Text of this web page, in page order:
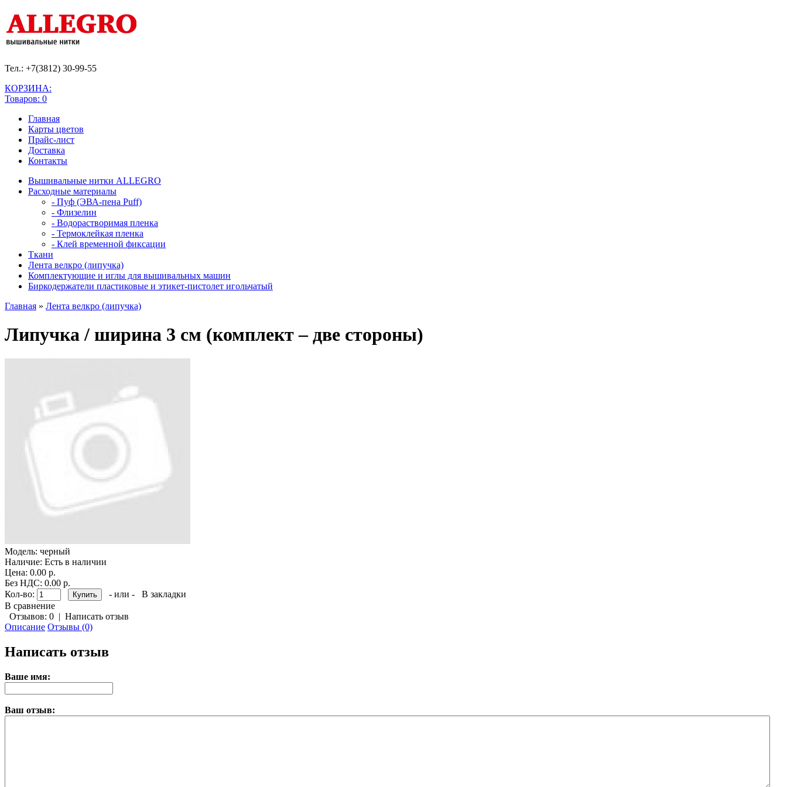
Тел.: +7(3812) 30-99-55
КОРЗИНА:
Товаров: 0
Главная
Карты цветов
Прайс-лист
Доставка
Контакты
Вышивальные нитки ALLEGRO
Расходные материалы
- Пуф (ЭВА-пена Puff)
- Флизелин
- Водорастворимая пленка
- Термоклейкая пленка
- Клей временной фиксации
Ткани
Лента велкро (липучка)
Комплектующие и иглы для вышивальных машин
Биркодержатели пластиковые и этикет-пистолет игольчатый
Главная » Лента велкро (липучка)
Липучка / ширина 3 см (комплект – две стороны)
Модель: черный
Наличие: Есть в наличии
Цена: 0.00 р.
Без НДС: 0.00 р.
Кол-во:
- или -
В закладки
В сравнение
Отзывов: 0 | Написать отзыв
Описание Отзывы (0)
Написать отзыв
Ваше имя:
Ваш отзыв: